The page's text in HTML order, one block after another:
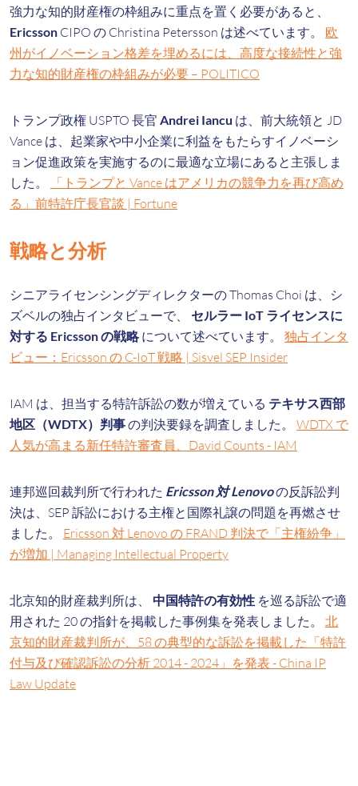
強力な知的財産権の枠組みに重点を置く必要があると、
Ericsson CIPO の Christina Petersson は述べています。 欧
州がイノベーション格差を埋めるには、高度な接続性と強
力な知的財産権の枠組みが必要 – POLITICO
トランプ政権 USPTO 長官 Andrei Iancu は、前大統領と JD
Vance は、起業家や中小企業に利益をもたらすイノベーシ
ョン促進政策を実施するのに最適な立場にあると主張しま
した。
「トランプと Vance はアメリカの競争力を再び高め
る」前特許庁長官談 | Fortune
戦略と分析
シニアライセンシングディレクターの Thomas Choi は、シ
ズベルの独占インタビューで、 セルラー IoT ライセンスに
対する Ericsson の戦略について述べています。 独占インタ
ビュー：Ericsson の C-IoT 戦略 | Sisvel SEP Insider
IAM は、担当する特許訴訟の数が増えている テキサス西部
地区（WDTX）判事の判決要録を調査しました。 WDTX で
人気が高まる新任特許審査員、David Counts - IAM
連邦巡回裁判所で行われた Ericsson 対 Lenovoの反訴訟判
決は、SEP 訴訟における主権と国際礼譲の問題を再燃させ
ました。 Ericsson 対 Lenovo の FRAND 判決で「主権紛争」
が増加 | Managing Intellectual Property
北京知的財産裁判所は、 中国特許の有効性 を巡る訴訟で適
用された 20 の指針を掲載した事例集を発表しました。 北
京知的財産裁判所が、58 の典型的な訴訟を掲載した「特許
付与及び確認訴訟の分析 2014 - 2024」を発表 - China IP
Law Update